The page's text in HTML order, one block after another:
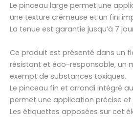
Le pinceau large permet une
une texture crémeuse et un fini
La tenue est garantie jusqu’à 7
Ce produit est présenté dans un
résistant et éco-responsable, un
exempt de substances toxiques.
Le pinceau fin et arrondi intégré
permet une application précise et
Les étiquettes apposées sur cet